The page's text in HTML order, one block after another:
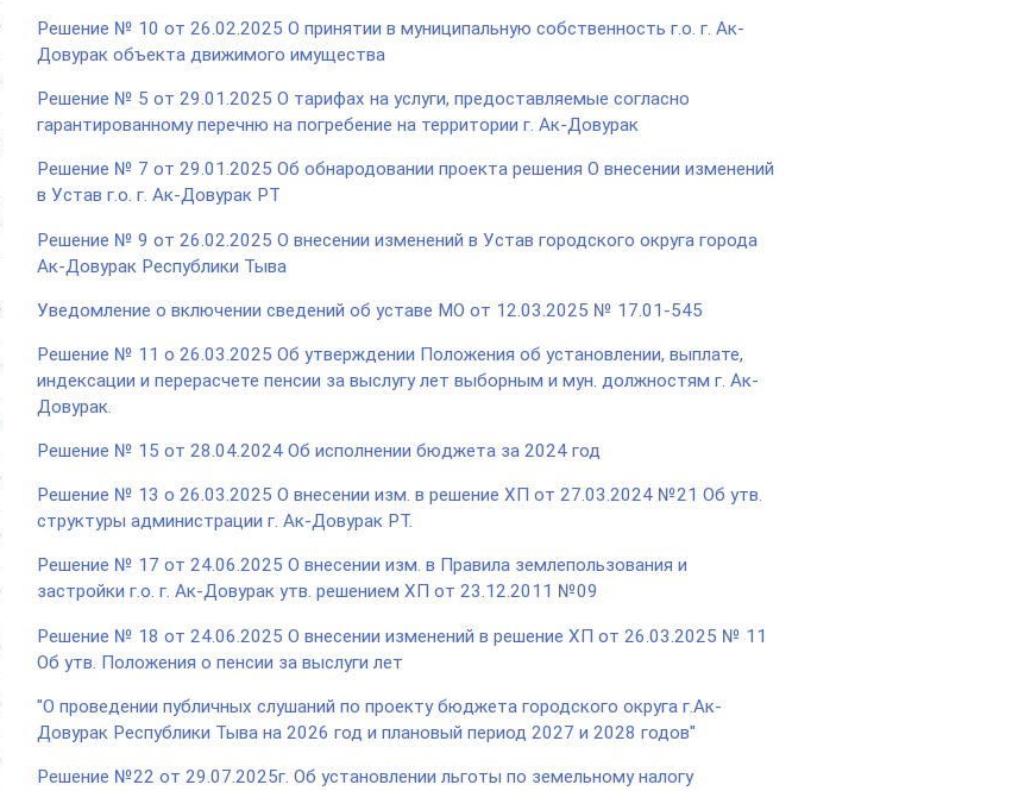
Решение № 10 от 26.02.2025 О принятии в муниципальную собственность г.о. г. Ак-
Довурак объекта движимого имущества
Решение № 5 от 29.01.2025 О тарифах на услуги, предоставляемые согласно
гарантированному перечню на погребение на территории г. Ак-Довурак
Решение № 7 от 29.01.2025 Об обнародовании проекта решения О внесении изменений
в Устав г.о. г. Ак-Довурак РТ
Решение № 9 от 26.02.2025 О внесении изменений в Устав городского округа города
Ак-Довурак Республики Тыва
Уведомление о включении сведений об уставе МО от 12.03.2025 № 17.01-545
Решение № 11 о 26.03.2025 Об утверждении Положения об установлении, выплате,
индексации и перерасчете пенсии за выслугу лет выборным и мун. должностям г. Ак-
Довурак.
Решение № 15 от 28.04.2024 Об исполнении бюджета за 2024 год
Решение № 13 о 26.03.2025 О внесении изм. в решение ХП от 27.03.2024 №21 Об утв.
структуры администрации г. Ак-Довурак РТ.
Решение № 17 от 24.06.2025 О внесении изм. в Правила землепользования и
застройки г.о. г. Ак-Довурак утв. решением ХП от 23.12.2011 №09
Решение № 18 от 24.06.2025 О внесении изменений в решение ХП от 26.03.2025 № 11
Об утв. Положения о пенсии за выслуги лет
"О проведении публичных слушаний по проекту бюджета городского округа г.Ак-
Довурак Республики Тыва на 2026 год и плановый период 2027 и 2028 годов"
Решение №22 от 29.07.2025г. Об установлении льготы по земельному налогу